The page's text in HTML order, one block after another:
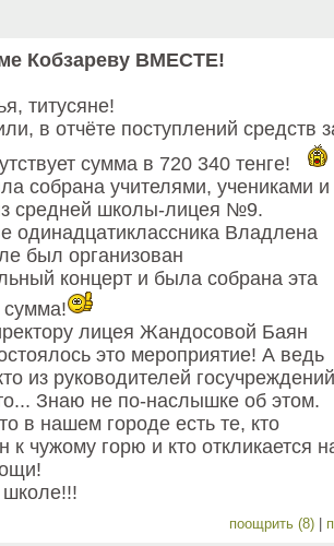
Кобзареву ВМЕСТЕ!
титусяне!
в отчёте поступлений средств
сумма в 720 340 тенге!
собрана учителями, учениками и
средней школы-лицея №9.
одинадцатиклассника Владлена
был организован
концерт и была собрана эта
сумма!
лицея Жандосовой Баян
это мероприятие! А ведь
из руководителей госучреждений
Знаю не по-наслышке об этом.
в нашем городе есть те, кто
к чужому горю и кто откликается
поощрить (8) |